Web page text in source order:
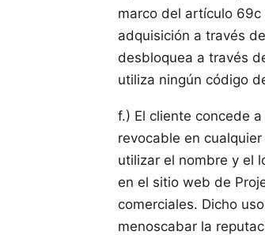
marco del artículo 69c
adquisición a través
desbloquea a través
utiliza ningún código
f.) El cliente concede
revocable en
utilizar el nombre y el
en el sitio web de
comerciales. Dicho
menoscabar la